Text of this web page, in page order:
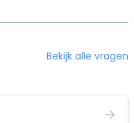
Bekijk alle vragen